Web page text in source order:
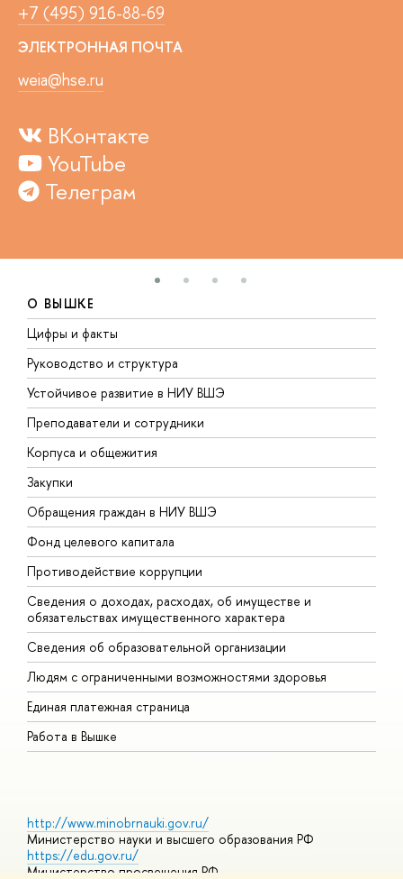
+7 (495) 916-88-69
ЭЛЕКТРОННАЯ ПОЧТА
weia@hse.ru
ВКонтакте
YouTube
Телеграм
О ВЫШКЕ
Цифры и факты
Руководство и структура
Устойчивое развитие в НИУ ВШЭ
Преподаватели и сотрудники
Корпуса и общежития
Закупки
Обращения граждан в НИУ ВШЭ
Фонд целевого капитала
Противодействие коррупции
Сведения о доходах, расходах, об имуществе и
обязательствах имущественного характера
Сведения об образовательной организации
Людям с ограниченными возможностями здоровья
Единая платежная страница
Работа в Вышке
http://www.minobrnauki.gov.ru/
Министерство науки и высшего образования РФ
https://edu.gov.ru/
Министерство просвещения РФ